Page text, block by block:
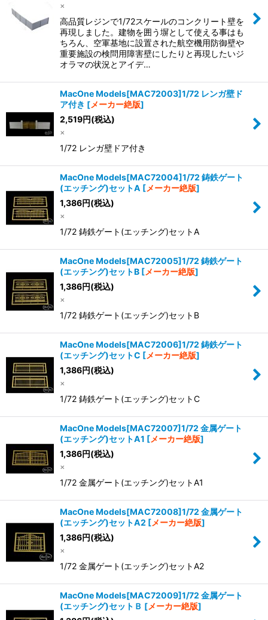
×
高品質レジンで1/72スケールのコンクリート壁を
再現しました。建物を囲う塀として使える事はも
ちろん、空軍基地に設置された航空機用防御壁や
重要施設の検問用障害壁にしたりと再現したいジ
オラマの状況とアイデ…
MacOne Models[MAC72003]1/72 レンガ壁ド
ア付き [メーカー絶版]
2,519円(税込)
×
1/72 レンガ壁ドア付き
MacOne Models[MAC72004]1/72 鋳鉄ゲート
(エッチング)セットA [メーカー絶版]
1,386円(税込)
×
1/72 鋳鉄ゲート(エッチング)セットA
MacOne Models[MAC72005]1/72 鋳鉄ゲート
(エッチング)セットB [メーカー絶版]
1,386円(税込)
×
1/72 鋳鉄ゲート(エッチング)セットB
MacOne Models[MAC72006]1/72 鋳鉄ゲート
(エッチング)セットC [メーカー絶版]
1,386円(税込)
×
1/72 鋳鉄ゲート(エッチング)セットC
MacOne Models[MAC72007]1/72 金属ゲート
(エッチング)セットA1 [メーカー絶版]
1,386円(税込)
×
1/72 金属ゲート(エッチング)セットA1
MacOne Models[MAC72008]1/72 金属ゲート
(エッチング)セットA2 [メーカー絶版]
1,386円(税込)
×
1/72 金属ゲート(エッチング)セットA2
MacOne Models[MAC72009]1/72 金属ゲート
(エッチング)セットＢ [メーカー絶版]